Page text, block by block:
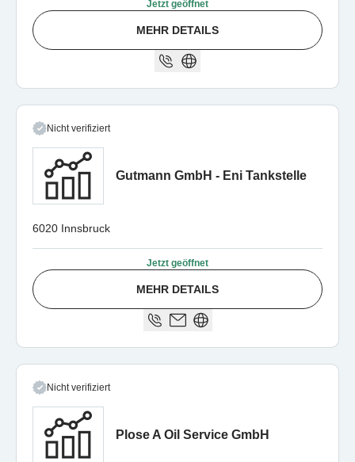
Jetzt geöffnet
MEHR DETAILS
Nicht verifiziert
Gutmann GmbH - Eni Tankstelle
6020 Innsbruck
Jetzt geöffnet
MEHR DETAILS
Nicht verifiziert
Plose A Oil Service GmbH